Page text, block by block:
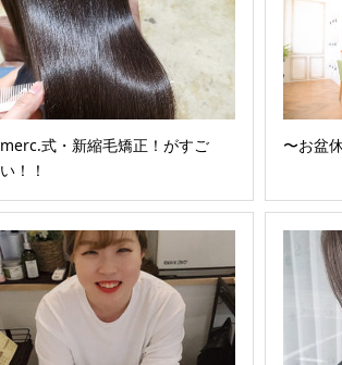
merc.式・新縮毛矯正！がすご
い！！
〜お盆